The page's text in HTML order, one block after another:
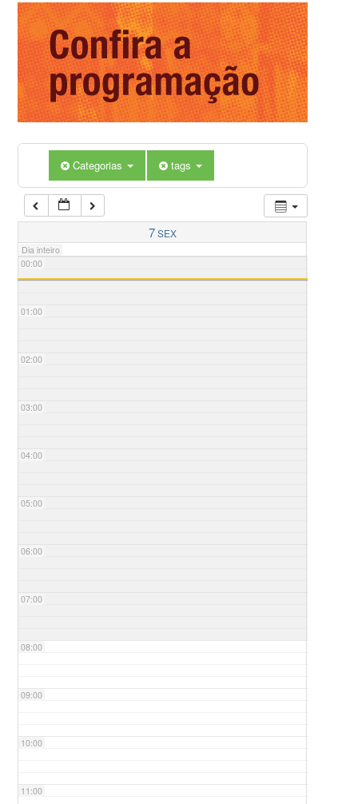
Categorias tags
7SEX
Dia inteiro
00:00
01:00
02:00
03:00
04:00
05:00
06:00
07:00
08:00
09:00
10:00
11:00